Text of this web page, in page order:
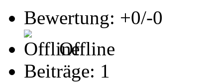
Bewertung: +0/-0
Offline
Beiträge: 1